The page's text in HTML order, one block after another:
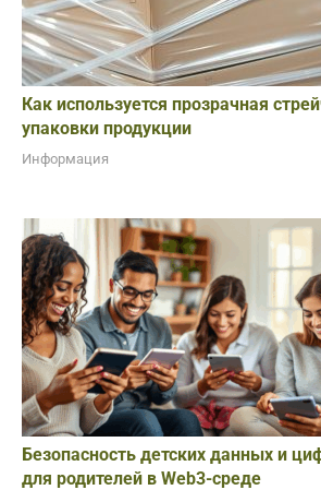
Как используется прозрачная
упаковки продукции
Информация
Безопасность детских данных и
для родителей в Web3-среде